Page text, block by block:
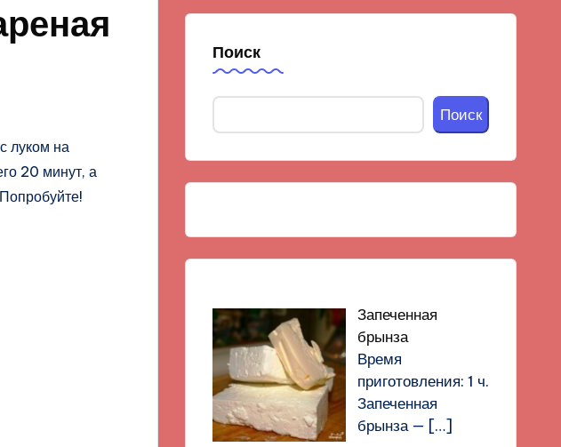
луком на
20 минут, а
Поиск
Поиск
Запеченная
брынза
Время
приготовления: 1 ч.
Запеченная
брынза — […]